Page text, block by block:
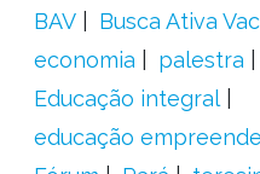
BAV
Busca Ativa
economia
palestra
Educação integral
educação